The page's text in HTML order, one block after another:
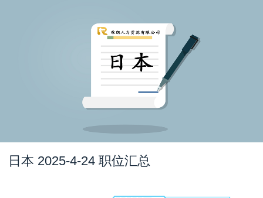
日本 2025-4-24 职位汇总